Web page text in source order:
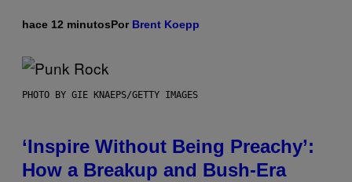
hace 12 minutosPor Brent Koepp
PHOTO BY GIE KNAEPS/GETTY IMAGES
‘Inspire Without Being Preachy’:
How a Breakup and Bush-Era